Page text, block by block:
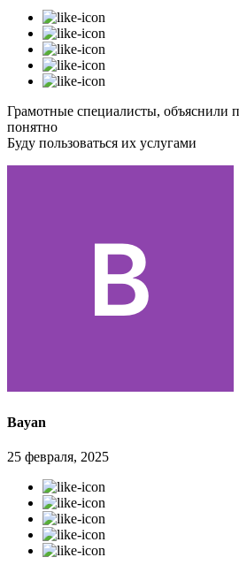
Грамотные специалисты, объяснили
понятно
Буду пользоваться их услугами
Bayan
25 февраля, 2025